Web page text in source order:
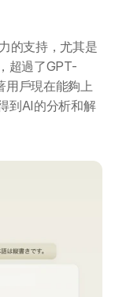
的支持，尤其是
超過了GPT-
用戶現在能夠上
到AI的分析和解